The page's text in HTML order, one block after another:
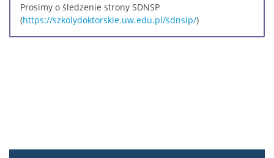
Zajęcia wg. pomysłu doktorantów
20 kwietnia 2026
Prosimy o śledzenie strony SDNSP
(https://szkolydoktorskie.uw.edu.pl/sdnsip/)